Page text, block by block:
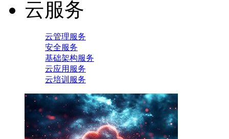
云服务
云管理服务
安全服务
基础架构服务
云应用服务
云培训服务